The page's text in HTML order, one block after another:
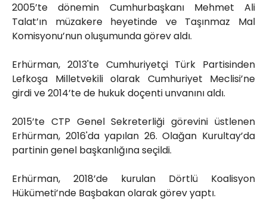
2005’te dönemin Cumhurbaşkanı Mehmet Ali
Talat’ın müzakere heyetinde ve Taşınmaz Mal
Komisyonu’nun oluşumunda görev aldı.
Erhürman, 2013'te Cumhuriyetçi Türk Partisinden
Lefkoşa Milletvekili olarak Cumhuriyet Meclisi’ne
girdi ve 2014’te de hukuk doçenti unvanını aldı.
2015’te CTP Genel Sekreterliği görevini üstlenen
Erhürman, 2016'da yapılan 26. Olağan Kurultay’da
partinin genel başkanlığına seçildi.
Erhürman, 2018’de kurulan Dörtlü Koalisyon
Hükümeti’nde Başbakan olarak görev yaptı.